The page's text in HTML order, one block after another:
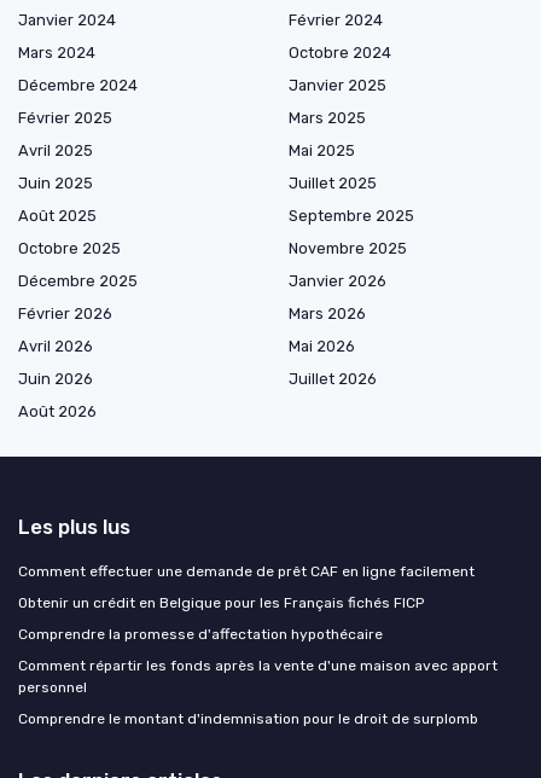
Janvier 2024
Février 2024
Mars 2024
Octobre 2024
Décembre 2024
Janvier 2025
Février 2025
Mars 2025
Avril 2025
Mai 2025
Juin 2025
Juillet 2025
Août 2025
Septembre 2025
Octobre 2025
Novembre 2025
Décembre 2025
Janvier 2026
Février 2026
Mars 2026
Avril 2026
Mai 2026
Juin 2026
Juillet 2026
Août 2026
Les plus lus
Comment effectuer une demande de prêt CAF en ligne facilement
Obtenir un crédit en Belgique pour les Français fichés FICP
Comprendre la promesse d'affectation hypothécaire
Comment répartir les fonds après la vente d'une maison avec apport
personnel
Comprendre le montant d'indemnisation pour le droit de surplomb